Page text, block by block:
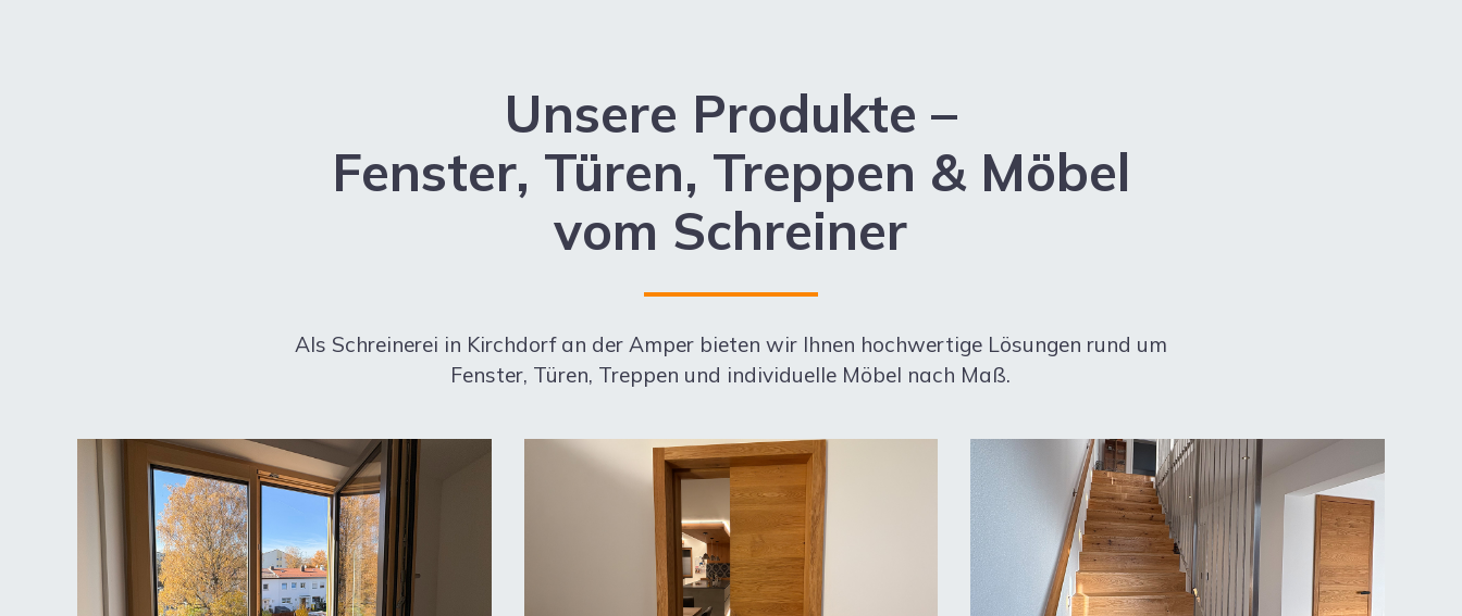
Unsere Produkte –
Fenster, Türen, Treppen & Möbel
vom Schreiner
Als Schreinerei in Kirchdorf an der Amper bieten wir Ihnen hochwertige Lösungen rund um
Fenster, Türen, Treppen und individuelle Möbel nach Maß.